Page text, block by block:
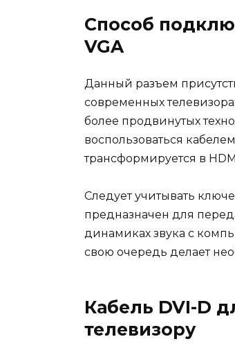
Способ
VGA
Данный разъем
современных
более продвинутых
воспользоваться
трансформируется в
Следует учитывать
предназначен для
динамиках звука с
свою очередь делает
Кабель DVI-D
телевизору